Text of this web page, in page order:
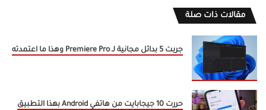
مقالات ذات صلة
جربت 5 بدائل مجانية لـ Premiere Pro وهذا ما اعتمدته
حررت 10 جيجابايت من هاتفي Android بهذا التطبيق